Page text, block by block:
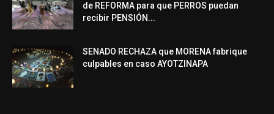
de REFORMA para que PERROS puedan
recibir PENSIÓN...
SENADO RECHAZA que MORENA fabrique
culpables en caso AYOTZINAPA